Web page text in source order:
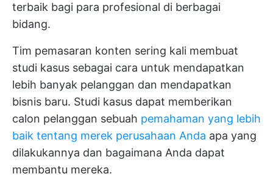
terbaik bagi para profesional di berbagai
bidang.
Tim pemasaran konten sering kali membuat
studi kasus sebagai cara untuk mendapatkan
lebih banyak pelanggan dan mendapatkan
bisnis baru. Studi kasus dapat memberikan
calon pelanggan sebuah pemahaman yang lebih
baik tentang merek perusahaan Anda apa yang
dilakukannya dan bagaimana Anda dapat
membantu mereka.